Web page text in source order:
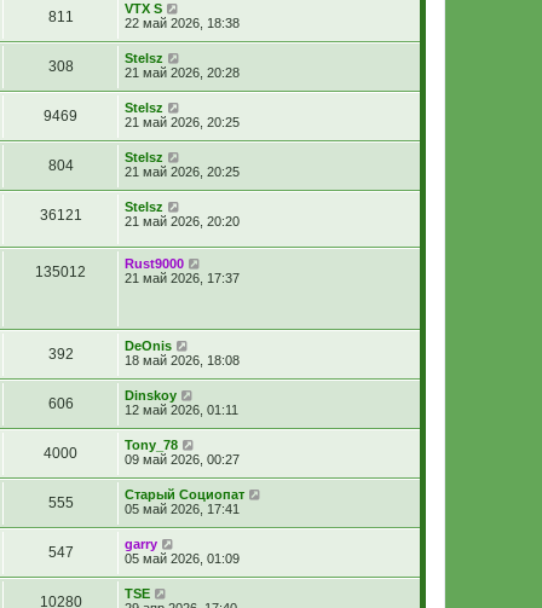
811
VTX S
22 май 2026, 18:38
308
Stelsz
21 май 2026, 20:28
9469
Stelsz
21 май 2026, 20:25
804
Stelsz
21 май 2026, 20:25
36121
Stelsz
21 май 2026, 20:20
135012
Rust9000
21 май 2026, 17:37
392
DeOnis
18 май 2026, 18:08
606
Dinskoy
12 май 2026, 01:11
4000
Tony_78
09 май 2026, 00:27
555
Старый Социопат
05 май 2026, 17:41
547
garry
05 май 2026, 01:09
10280
TSE